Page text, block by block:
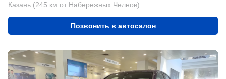
Казань (245 км от Набережных Челнов)
Позвонить в автосалон